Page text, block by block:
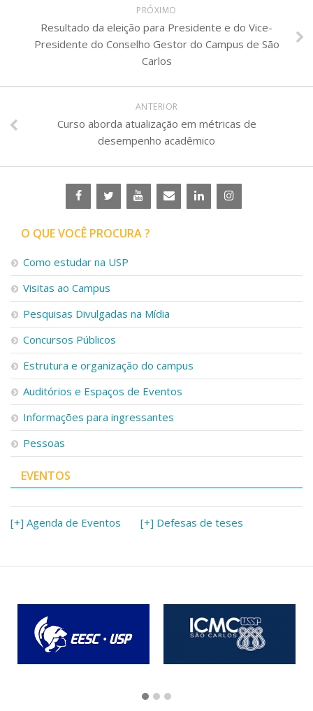
PRÓXIMO
Resultado da eleição para Presidente e do Vice-
Presidente do Conselho Gestor do Campus de São
Carlos
ANTERIOR
Curso aborda atualização em métricas de
desempenho acadêmico
O QUE VOCÊ PROCURA ?
Como estudar na USP
Visitas ao Campus
Pesquisas Divulgadas na Mídia
Concursos Públicos
Estrutura e organização do campus
Auditórios e Espaços de Eventos
Informações para ingressantes
Pessoas
EVENTOS
[+] Agenda de Eventos [+] Defesas de teses